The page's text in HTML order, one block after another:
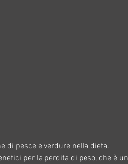
per la perdita di peso, che è un